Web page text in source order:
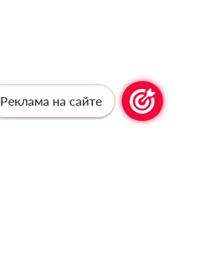
Реклама на сайте